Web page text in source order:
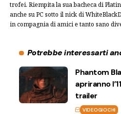
trofei. Riempita la sua bacheca di
anche su PC sotto il nick di
in compagnia di amici e tanto sano
Potrebbe interessarti
Phantom
apriranno
trailer
VIDEOGIOCHI